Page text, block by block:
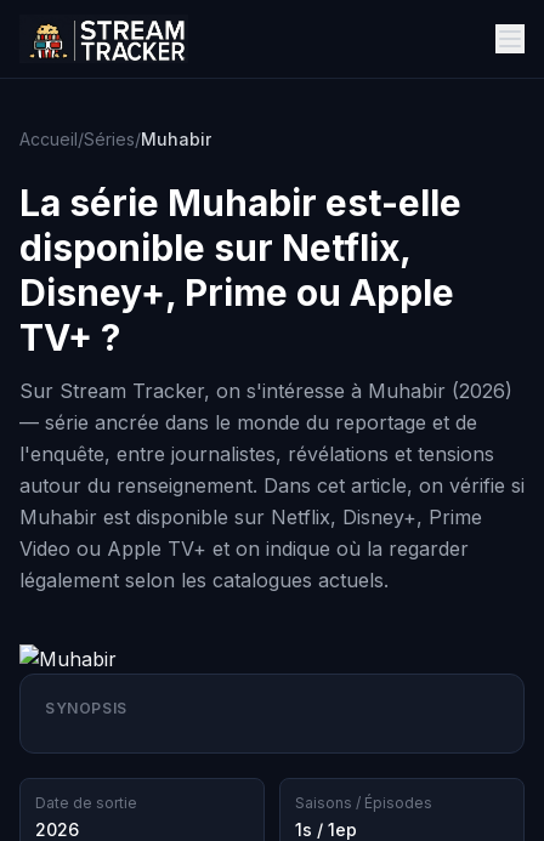
Accueil/Séries/Muhabir
La série Muhabir est-elle
disponible sur Netflix,
Disney+, Prime ou Apple
TV+ ?
Sur Stream Tracker, on s'intéresse à Muhabir (2026)
— série ancrée dans le monde du reportage et de
l'enquête, entre journalistes, révélations et tensions
autour du renseignement. Dans cet article, on vérifie si
Muhabir est disponible sur Netflix, Disney+, Prime
Video ou Apple TV+ et on indique où la regarder
légalement selon les catalogues actuels.
SYNOPSIS
Date de sortie
2026
Saisons / Épisodes
1s / 1ep